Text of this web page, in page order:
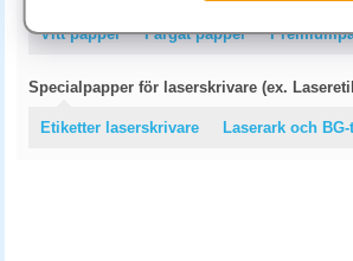
Vitt papper Färgat papper
Specialpapper för laserskrivare (ex.
Etiketter laserskrivare Laserark och